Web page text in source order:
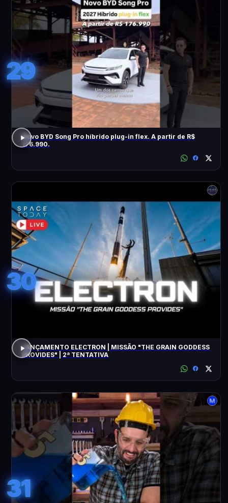
29
Novo BYD Song Pro híbrido plug-in flex. A partir de R$
176.990.
30
LANÇAMENTO ELECTRON | MISSÃO "THE GRAIN GODDESS
PROVIDES" | 2ª TENTATIVA
31